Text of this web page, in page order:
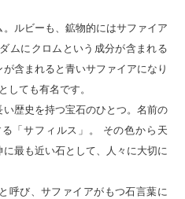
ルビーも、鉱物的にはサファイア
ムにクロムという成分が含まれる
含まれると青いサファイアになり
しても有名です。
歴史を持つ宝石のひとつ。名前の
「サフィルス」。 その色から天
最も近い石として、人々に大切に
呼び、サファイアがもつ石言葉に